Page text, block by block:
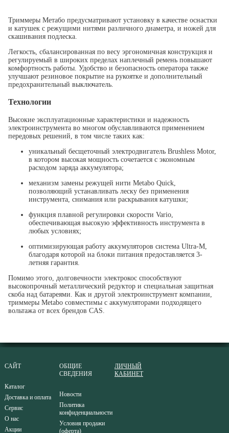
Триммеры Метабо предусматривают установку в качестве оснастки
и катушек с режущими нитями различного диаметра, и ножей для
скашивания подлеска.
Легкость, сбалансированная по весу эргономичная конструкция и
регулируемый в широких пределах наплечный ремень повышают
комфортность работы. Удобство и безопасность оператора также
улучшают резиновое покрытие на рукоятке и дополнительный
предохранительный выключатель.
Технологии
Высокие эксплуатационные характеристики и надежность
электроинструмента во многом обуславливаются применением
передовых решений, в том числе таких как:
уникальный бесщеточный электродвигатель Brushless Motor,
в котором высокая мощность сочетается с экономным
расходом заряда аккумулятора;
механизм замены режущей нити Metabo Quick,
позволяющий устанавливать леску без применения
инструмента, снимания или раскрывания катушки;
функция плавной регулировки скорости Vario,
обеспечивающая высокую эффективность инструмента в
любых условиях;
оптимизирующая работу аккумуляторов система Ultra-M,
благодаря которой на блоки питания предоставляется 3-
летняя гарантия.
Помимо этого, долговечности электрокос способствуют
высокопрочный металлический редуктор и специальная защитная
скоба над батареями. Как и другой электроинструмент компании,
триммеры Metabo совместимы с аккумуляторами подходящего
вольтажа от всех брендов CAS.
САЙТ
Каталог
Доставка и оплата
Сервис
О нас
Акции
ОБЩИЕ
СВЕДЕНИЯ
Новости
Политика
конфиденциальности
Условия продажи
(оферта)
ЛИЧНЫЙ
КАБИНЕТ